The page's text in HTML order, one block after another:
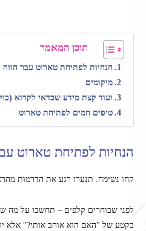
תוכן המאמר
הנחיות לפתיחת טארוט עבר הווה
מיקומים
ועוד קצת מידע שכדאי לקרוא
טיפים חמים לפתיחת טארוט
הנחיות לפתיחת טארוט
קחו נשימה. תנערו רגע את הדרמות
לפני שבוחרים קלפים – תחשבו על
בקטע של "האם הוא אוהב אותי?" אלא